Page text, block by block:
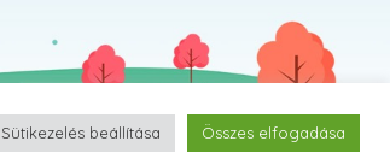
MomClub.hu | © 2026 Minden jog fenntartva!
Sütikezelés beállítása Összes elfogadása